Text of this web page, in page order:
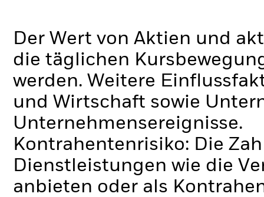
Der Wert von Aktien und
die täglichen
werden. Weitere
und Wirtschaft sowie
Unternehmensereignisse.
Kontrahentenrisiko: Die
Dienstleistungen wie die
anbieten oder als